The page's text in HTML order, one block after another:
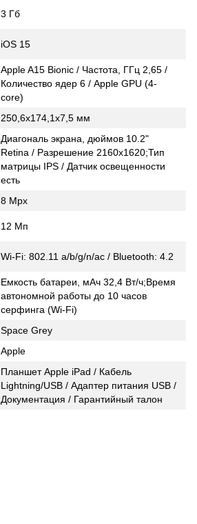
3 Гб
iOS 15
Apple A15 Bionic / Частота, ГГц 2,65 /
Количество ядер 6 / Apple GPU (4-
core)
250,6х174,1х7,5 мм
Диагональ экрана, дюймов 10.2"
Retina / Разрешение 2160x1620;Тип
матрицы IPS / Датчик освещенности
есть
8 Mpx
12 Мп
Wi-Fi: 802.11 a/b/g/n/ac / Bluetooth: 4.2
Емкость батареи, мАч 32,4 Вт/ч;Время
автономной работы до 10 часов
серфинга (Wi-Fi)
Space Grey
Apple
Планшет Apple iPad / Кабель
Lightning/USB / Адаптер питания USB /
Документация / Гарантийный талон